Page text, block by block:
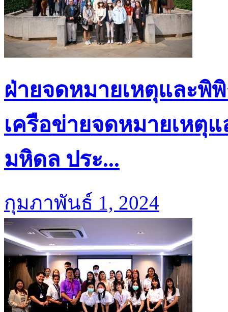
ฝ่ายจดหมายเหตุและ
เครือข่ายจดหมายเห
มหิดล ประ...
กุมภาพันธ์ 1, 2024